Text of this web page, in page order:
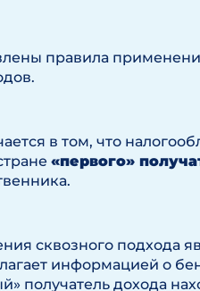
правила
в том, что
«первого»
сквозного подхода
информацией о
получатель дохода